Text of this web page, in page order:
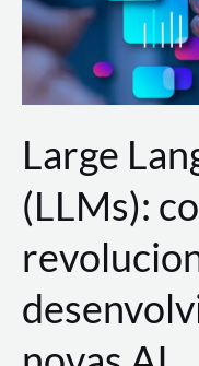
AWS?
Large
(LLMs):